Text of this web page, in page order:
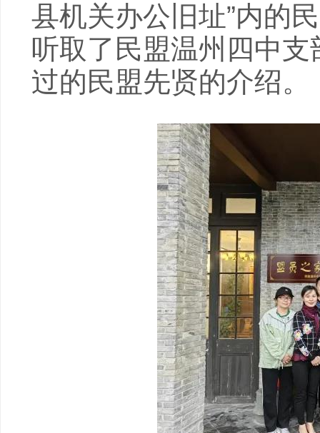
县机关办公旧址”内的
听取了民盟温州四中
过的民盟先贤的介绍。